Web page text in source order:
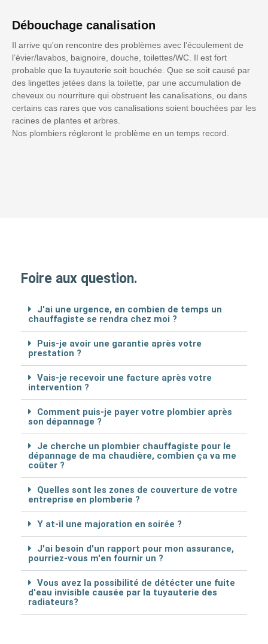
Débouchage canalisation
Il arrive qu'on rencontre des problèmes avec l’écoulement de
l’évier/lavabos, baignoire, douche, toilettes/WC. Il est fort
probable que la tuyauterie soit bouchée. Que se soit causé par
des lingettes jetées dans la toilette, par une accumulation de
cheveux ou nourriture qui obstruent les canalisations, ou dans
certains cas rares que vos canalisations soient bouchées par les
racines de plantes et arbres.
Nos plombiers régleront le problème en un temps record.
Foire aux question.
J'ai une urgence, en combien de temps un
chauffagiste se rendra chez moi ?
Puis-je avoir une garantie après votre
prestation ?
Vais-je recevoir une facture après votre
intervention ?
Comment puis-je payer votre plombier après
son dépannage ?
Je cherche un plombier chauffagiste pour le
dépannage de ma chaudière, combien ça va me
coûter ?
Quelles sont les zones de couverture de votre
entreprise en plomberie ?
Y at-il une majoration en soirée ?
J'ai besoin d'un rapport pour mon assurance,
pourriez-vous m'en fournir un ?
Vous avez la possibilité de détécter une fuite
d'eau invisible causée par la tuyauterie des
radiateurs?